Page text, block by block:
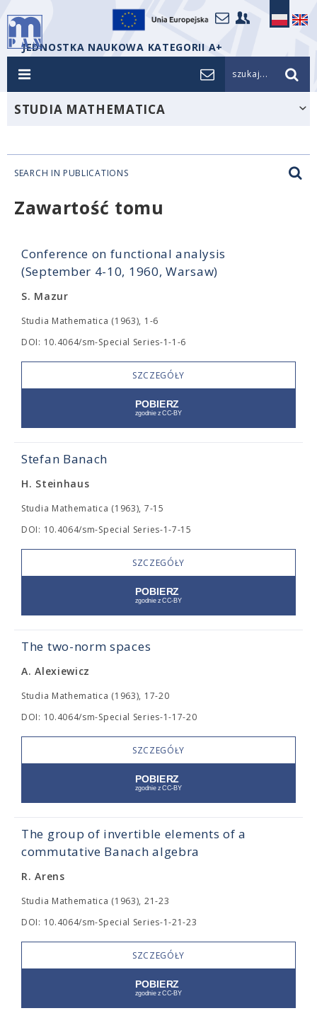
JEDNOSTKA NAUKOWA KATEGORII A+
szukaj...
STUDIA MATHEMATICA
SEARCH IN PUBLICATIONS
Zawartość tomu
Conference on functional analysis
(September 4-10, 1960, Warsaw)
S. Mazur
Studia Mathematica (1963), 1-6
DOI: 10.4064/sm-Special Series-1-1-6
SZCZEGÓŁY
Stefan Banach
H. Steinhaus
Studia Mathematica (1963), 7-15
DOI: 10.4064/sm-Special Series-1-7-15
SZCZEGÓŁY
The two-norm spaces
A. Alexiewicz
Studia Mathematica (1963), 17-20
DOI: 10.4064/sm-Special Series-1-17-20
SZCZEGÓŁY
The group of invertible elements of a
commutative Banach algebra
R. Arens
Studia Mathematica (1963), 21-23
DOI: 10.4064/sm-Special Series-1-21-23
SZCZEGÓŁY